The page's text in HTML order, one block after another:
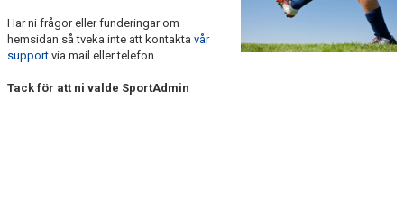
DOKUMENT
KONTAKT
Har ni frågor eller funderingar om
hemsidan så tveka inte att kontakta vår
support via mail eller telefon.
Tack för att ni valde SportAdmin